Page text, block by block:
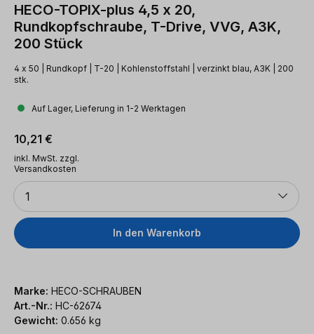
HECO-TOPIX-plus 4,5 x 20,
Rundkopfschraube, T-Drive, VVG, A3K,
200 Stück
4 x 50 | Rundkopf | T-20 | Kohlenstoffstahl | verzinkt blau, A3K | 200
stk.
Auf Lager, Lieferung in 1-2 Werktagen
Regulärer Preis:
10,21 €
inkl. MwSt. zzgl.
Versandkosten
Anzahl
1
In den Warenkorb
Marke: HECO-SCHRAUBEN
Art.-Nr.: HC-62674
Gewicht: 0.656 kg